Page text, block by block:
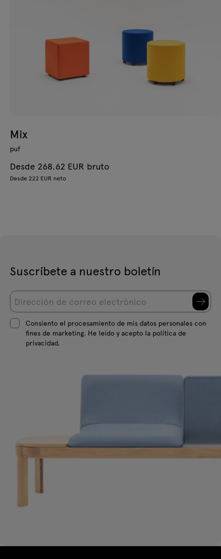
Mix
puf
Desde 268.62 EUR bruto
Desde 222 EUR neto
Suscríbete a nuestro boletín
Consiento el procesamiento de mis datos personales con
fines de marketing. He leído y acepto la política de
privacidad.